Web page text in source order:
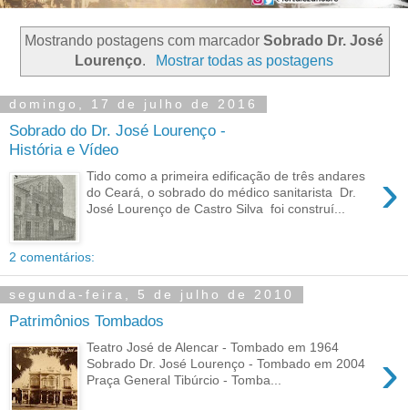
Mostrando postagens com marcador Sobrado Dr. José
Lourenço. Mostrar todas as postagens
domingo, 17 de julho de 2016
Sobrado do Dr. José Lourenço -
História e Vídeo
›
Tido como a primeira edificação de três andares
do Ceará, o sobrado do médico sanitarista Dr.
José Lourenço de Castro Silva foi construí...
2 comentários:
segunda-feira, 5 de julho de 2010
Patrimônios Tombados
›
Teatro José de Alencar - Tombado em 1964
Sobrado Dr. José Lourenço - Tombado em 2004
Praça General Tibúrcio - Tomba...